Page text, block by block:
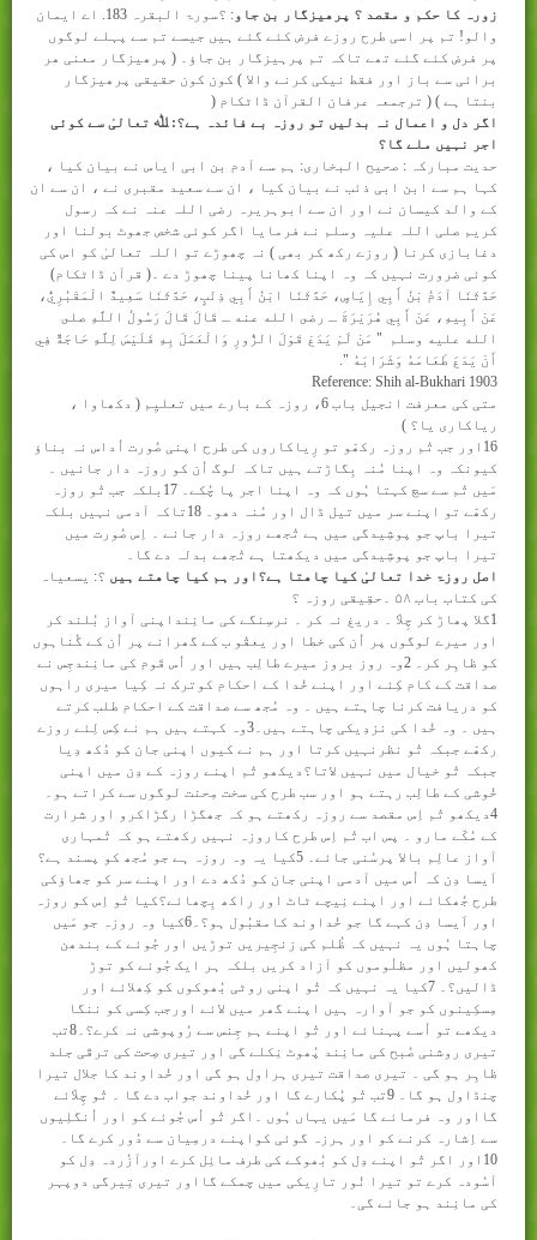
زورہ کا حکم و مقصد ؟ پرھیزگار بن جاو
: ؟سورۃ البقرہ 183. اے ایمان
والو! تم پر اسی طرح روزے فرض کئے گئے ہیں جیسے تم سے پہلے لوگوں
پر فرض کئے گئے تھے تاکہ تم پرہیزگار بن جاؤ۔ ( پرھیزگار معنی ھر
برائی سے باز اور فقط نیکی کرنے والا ) کون کون حقیقی پرھیزگار
بنتا ہے ) ( ترجمعہ عرفان القرآن ڈاٹکام )
اگر دل و اعمال نہ بدلیں تو روزہ بے فائدہ ہے؟: ﷲ تعالیٰ سے کوئی
اجر نہیں ملے گا؟
حدیت مبارکہ : صحیح البخاری: ہم سے آدم بن ابی ایاس نے بیان کیا ،
کہا ہم سے ابن ابی ذئب نے بیان کیا ، ان سے سعید مقبری نے ، ان سے ان
کے والد کیسان نے اور ان سے ابوہریرہ رضی اللہ عنہ نے کہ رسول
کریم صلی اللہ علیہ وسلم نے فرمایا اگر کوئی شخص جھوٹ بولنا اور
دغابازی کرنا ( روزے رکھ کر بھی ) نہ چھوڑے تو اللہ تعالیٰ کو اس کی
کوئی ضرورت نہیں کہ وہ اپنا کھانا پینا چھوڑ دے ۔( قرآن ڈاٹکام)
حَدَّثَنَا آدَمُ بْنُ أَبِي إِيَاسٍ، حَدَّثَنَا ابْنُ أَبِي ذِئْبٍ، حَدَّثَنَا سَعِيدٌ الْمَقْبُرِيُّ،
عَنْ أَبِيهِ، عَنْ أَبِي هُرَيْرَةَ ـ رضى الله عنه ـ قَالَ قَالَ رَسُولُ اللَّهِ صلى
الله عليه وسلم ‏ "‏ مَنْ لَمْ يَدَعْ قَوْلَ الزُّورِ وَالْعَمَلَ بِهِ فَلَيْسَ لِلَّهِ حَاجَةٌ فِي
أَنْ يَدَعَ طَعَامَهُ وَشَرَابَهُ ‏"‏‏.‏
Reference: Shih al-Bukhari 1903
متی کی معرفت انجیل باب 6، روزہ کے بارے میں تعلیِم ( دکھاوا ،
ریاکاری یا؟ )
16 اور جب تُم روزہ رکھّو تو رِیاکاروں کی طرح اپنی صُورت اُداس نہ بناؤ
کیونکہ وہ اپنا مُنہ بِگاڑتے ہیں تاکہ لوگ اُن کو روزہ دار جانیں ۔
مَیں تُم سے سچ کہتا ہُوں کہ وہ اپنا اجر پا چُکے۔ 17بلکہ جب تُو روزہ
رکھّے تو اپنے سر میں تیل ڈال اور مُنہ دھو۔ 18تاکہ آدمی نہیں بلکہ
تیرا باپ جو پوشِیدگی میں ہے تُجھے روزہ دار جانے ۔ اِس صُورت میں
تیرا باپ جو پوشِیدگی میں دیکھتا ہے تُجھے بدلہ دے گا۔
اصل روزۃ خدا تعالیٰ کیا چاھتا ہے؟اور ہم کیا چاھتے ہیں ؟: یسعیاہ
کی کتاب باب ۵۸ ۔حقِیقی روزہ ؟
1گلا پھاڑ کر چِلاّ ۔ دریغ نہ کر ۔ نرسِنگے کی مانِنداپنی آواز بُلند کر
اور میرے لوگوں پر اُن کی خطا اور یعقُو ب کے گھرانے پر اُن کے گُناہوں
کو ظاہِر کر۔ 2وہ روز بروز میرے طالِب ہیں اور اُس قَوم کی مانِندجِس نے
صداقت کے کام کِئے اور اپنے خُدا کے احکام کوترک نہ کِیا میری راہوں
کو دریافت کرنا چاہتے ہیں ۔ وہ مُجھ سے صداقت کے احکام طلب کرتے
ہیں ۔ وہ خُدا کی نزدِیکی چاہتے ہیں۔3وہ کہتے ہیں ہم نے کِس لِئے روزے
رکھّے جبکہ تُو نظرنہیں کرتا اور ہم نے کیوں اپنی جان کو دُکھ دِیا
جبکہ تُو خیال میں نہیں لاتا؟دیکھو تُم اپنے روزہ کے دِن میں اپنی
خُوشی کے طالِب رہتے ہو اور سب طرح کی سخت مِحنت لوگوں سے کراتے ہو۔
4دیکھو تُم اِس مقصد سے روزہ رکھتے ہو کہ جھگڑا رگڑاکرو اور شرارت
کے مُکّے مارو ۔ پس اب تُم اِس طرح کاروزہ نہیں رکھتے ہو کہ تُمہاری
آواز عالِم بالا پرسُنی جائے۔ 5کیا یہ وہ روزہ ہے جو مُجھ کو پسند ہے؟
اَیسا دِن کہ اُس میں آدمی اپنی جان کو دُکھ دے اور اپنے سر کو جھاؤکی
طرح جُھکائے اور اپنے نِیچے ٹاٹ اور راکھ بِچھائے؟کیا تُو اِس کو روزہ
اور اَیسا دِن کہے گا جو خُداوند کامقبُول ہو؟۔6کیا وہ روزہ جو مَیں
چاہتا ہُوں یہ نہیں کہ ظُلم کی زنجِیریں توڑیں اور جُوئے کے بندھن
کھولیں اور مظلُوموں کو آزاد کریں بلکہ ہر ایک جُوئے کو توڑ
ڈالیں؟۔ 7کیا یہ نہیں کہ تُو اپنی روٹی بُھوکوں کو کِھلائے اور
مِسکِینوں کو جو آوارہ ہیں اپنے گھر میں لائے اورجب کِسی کو ننگا
دیکھے تو اُسے پہنائے اور تُو اپنے ہم جِنس سے رُوپوشی نہ کرے؟۔8تب
تیری روشنی صُبح کی مانِند پُھوٹ نِکلے گی اور تیری صِحت کی ترقّی جلد
ظاہِر ہو گی ۔ تیری صداقت تیری ہراول ہو گی اور خُداوند کا جلال تیرا
چنڈاول ہو گا۔ 9تب تُو پُکارے گا اور خُداوند جواب دے گا ۔ تُو چِلاّئے
گااور وہ فرمائے گا مَیں یہاں ہُوں ۔اگر تُو اُس جُوئے کو اور اُنگلِیوں
سے اِشارہ کرنے کو اور ہرزہ گوئی کواپنے درمِیان سے دُور کرے گا۔
10اور اگر تُو اپنے دِل کو بُھوکے کی طرف مائِل کرے اورآزُردہ دِل کو
آسُودہ کرے تو تیرا نُور تارِیکی میں چمکے گااور تیری تِیرگی دوپہر
کی مانِند ہو جائے گی۔